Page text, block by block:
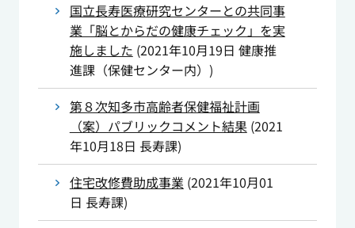
国立長寿医療研究センターとの共同事
業「脳とからだの健康チェック」を実
施しました (2021年10月19日 健康推
進課（保健センター内） )
第８次知多市高齢者保健福祉計画
（案）パブリックコメント結果(2021
年10月18日 長寿課)
住宅改修費助成事業 (2021年10月01
日 長寿課)